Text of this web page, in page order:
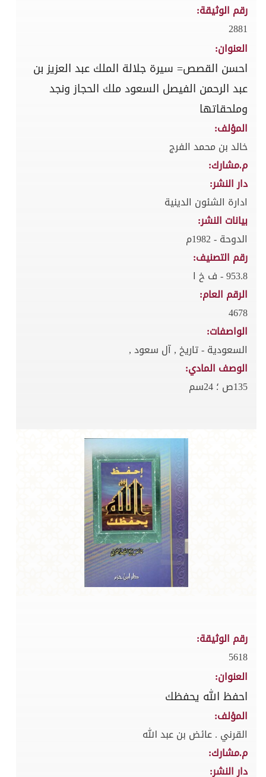
رقم الوثيقة:
2881
العنوان:
احسن القصص= سيرة جلالة الملك عبد العزيز بن
عبد الرحمن الفيصل السعود ملك الحجاز ونجد
وملحقاتها
المؤلف:
خالد بن محمد الفرج
م.مشارك:
دار النشر:
ادارة الشئون الدينية
بيانات النشر:
الدوحة - 1982م
رقم التصنيف:
953.8 - ف خ ا
الرقم العام:
4678
الواصفات:
السعودية - تاريخ , آل سعود ,
الوصف المادي:
135ص ؛ 24سم
رقم الوثيقة:
5618
العنوان:
احفظ الله يحفظك
المؤلف:
القرني . عائض بن عبد الله
م.مشارك:
دار النشر: